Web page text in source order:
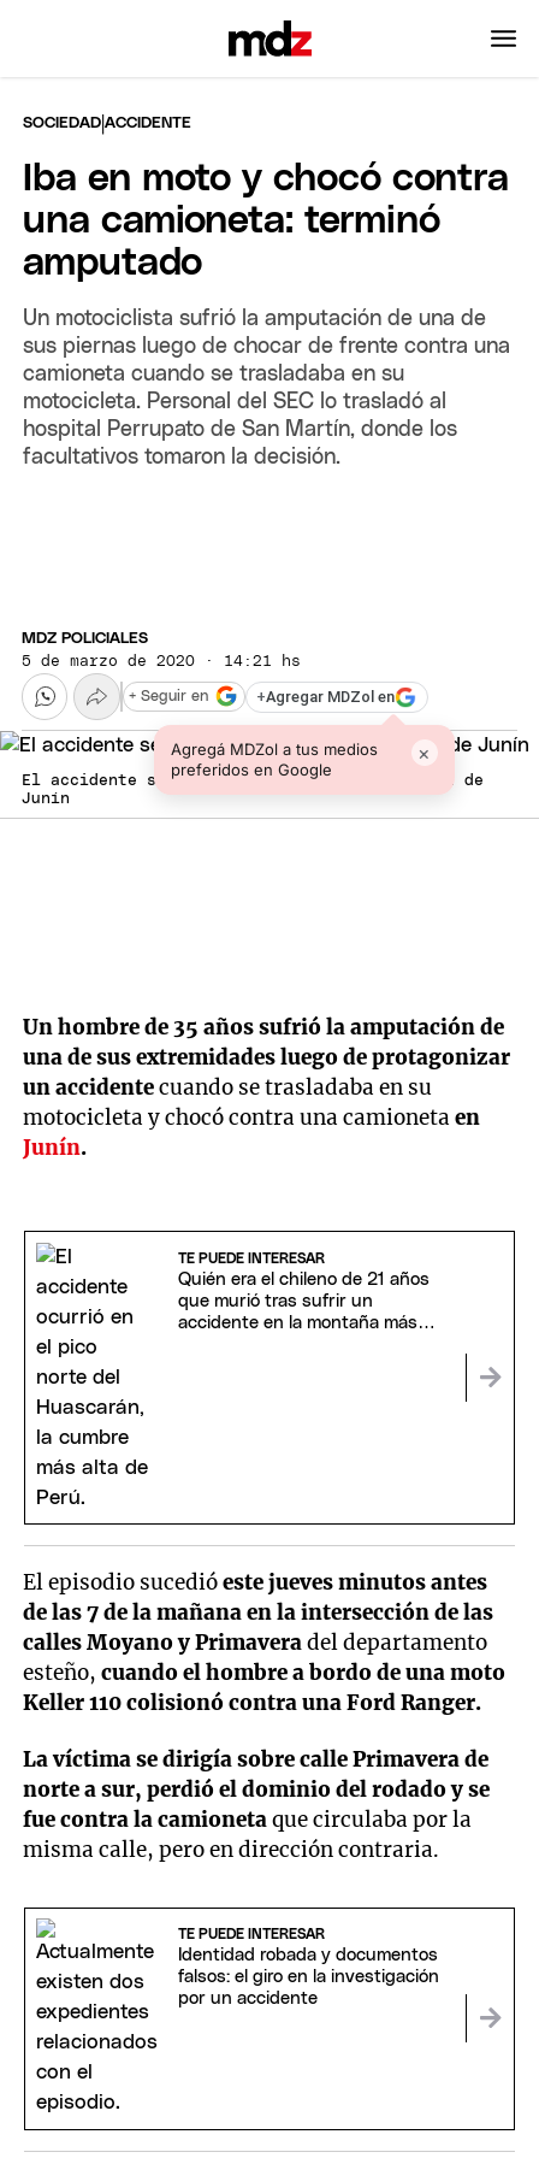
SOCIEDAD |ACCIDENTE
Iba en moto y chocó contra
una camioneta: terminó
amputado
Un motociclista sufrió la amputación de una de
sus piernas luego de chocar de frente contra una
camioneta cuando se trasladaba en su
motocicleta. Personal del SEC lo trasladó al
hospital Perrupato de San Martín, donde los
facultativos tomaron la decisión.
MDZ POLICIALES
5 de marzo de 2020 · 14:21 hs
+Agregar MDZol en
Agregá MDZol a tus medios
preferidos en Google
×
+ Seguir en
El accidente se produjo en la calle Primavera de
Junín
Un hombre de 35 años sufrió la amputación de
una de sus extremidades luego de protagonizar
un accidentecuando se trasladaba en su
motocicleta y chocó contra una camionetaen
Junín.
TE PUEDE INTERESAR
Quién era el chileno de 21 años
que murió tras sufrir un
accidente en la montaña más
El episodio sucedióeste jueves minutos antes
de las 7 de la mañana en la intersección de las
calles Moyano y Primaveradel departamento
esteño,cuando el hombre a bordo de una moto
Keller 110 colisionó contra una Ford Ranger.
La víctima se dirigía sobre calle Primavera de
norte a sur, perdió el dominio del rodado y se
fue contra la camionetaque circulaba por la
misma calle, pero en dirección contraria.
TE PUEDE INTERESAR
Identidad robada y documentos
falsos: el giro en la investigación
por un accidente